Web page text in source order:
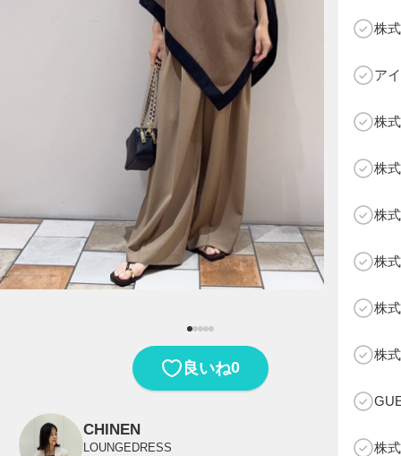
株
ア
株
株
株
株
株
株
株
良いね0
CHINEN
LOUNGEDRESS